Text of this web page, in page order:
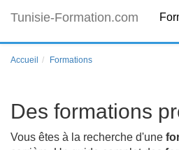
Tunisie-Formation.com
Accueil Formations
Des formations
Vous êtes à la recherche d'une